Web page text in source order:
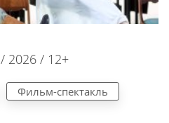
/ 2026 / 12+
Фильм-спектакль